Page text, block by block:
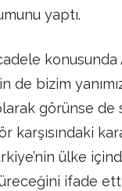
yaptı.
konusunda
de bizim
görünse de
ülke
ifade